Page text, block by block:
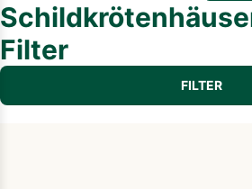
Filter
FILTER